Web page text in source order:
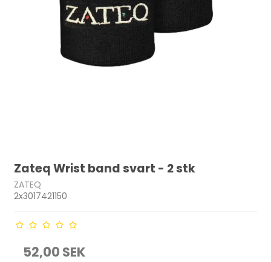
Zateq Wrist band svart - 2 stk
ZATEQ
2x3017421150
52,00 SEK